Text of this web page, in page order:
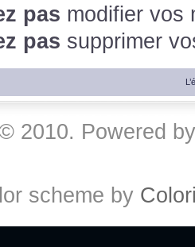
pas modifier vos
pas supprimer
2010. Powered
scheme by